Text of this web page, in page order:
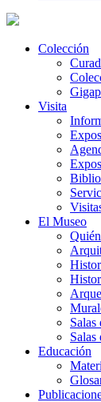
Colección
Visita
El Museo
Salas
Salas
Educación